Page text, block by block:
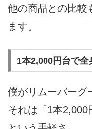
他の商品との比較
ます。
1本2,000円台で全
僕がリムーバーグ
それは「1本2,000